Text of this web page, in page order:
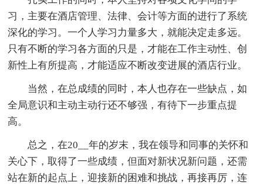
习，主要在酒店管理、法律、会计等方面的进行了系统
深化的学习。一个人学习力量多大，就能决定走多远。
只有不断的学习各方面的只是，才能在工作主动性、创
新性上有所提高，才能适应不断改变进展的酒店行业。
当然，在总成绩的同时，本人也存在一些缺点，如
全局意识和主动主动行还不够强，有待下一步重点提
高。
总之，在20__年的岁末，我在领导和同事的关怀和
关心下，取得了一些成绩，但面对新状况新问题，还需
站在新的起点上，迎接新的困难和挑战，再接再厉，连